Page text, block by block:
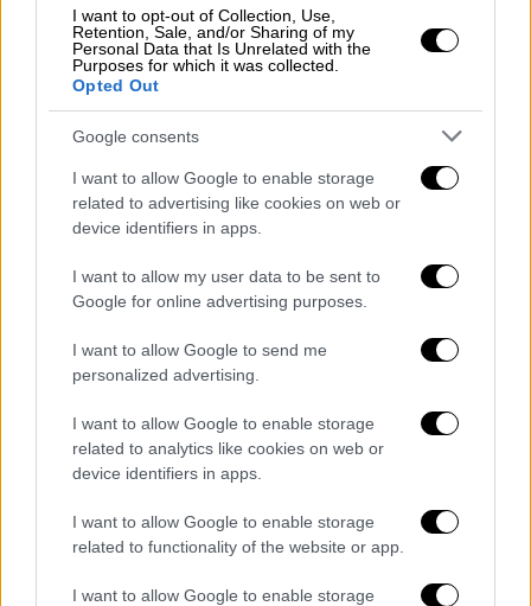
I want to opt-out of Collection, Use,
Retention, Sale, and/or Sharing of my
Personal Data that Is Unrelated with the
Purposes for which it was collected.
Opted Out
Google consents
I want to allow Google to enable storage
related to advertising like cookies on web or
device identifiers in apps.
I want to allow my user data to be sent to
Google for online advertising purposes.
I want to allow Google to send me
personalized advertising.
I want to allow Google to enable storage
related to analytics like cookies on web or
device identifiers in apps.
I want to allow Google to enable storage
related to functionality of the website or app.
I want to allow Google to enable storage
Καλομοίρα
Η Καλομοίρα αντάλλαξε σύντομο διάλογο
επί σκηνής με τον Σαββόπουλο, με θέμα τον
ελληνισμό της οικουμένης, που
ολοκληρώθηκε με το τραγούδι
«Καλωσόρισες πουλί μου, μοναξιά ελληνική
μου».
Η συναυλία, διάρκειας περίπου τριών ωρών,
ολοκληρώθηκε με το κοινό να τραγουδά το
«Εθνική Ελλάδος, γεια σου», λίγες μόλις
εβδομάδες μετά τον θρίαμβο της Εθνικής
Σαββόπουλος χόρεψε το καθιερωμένο βαλς
με τη σύζυγό του, Άσπα, ενώ αναφέρθηκε
των γενεών, αλλάζοντας στίχο από το
τραγούδι του: «Μα ο χρόνος ο αληθινός είναι
ο γιος μου κι ο μικρός μου εγγονός».